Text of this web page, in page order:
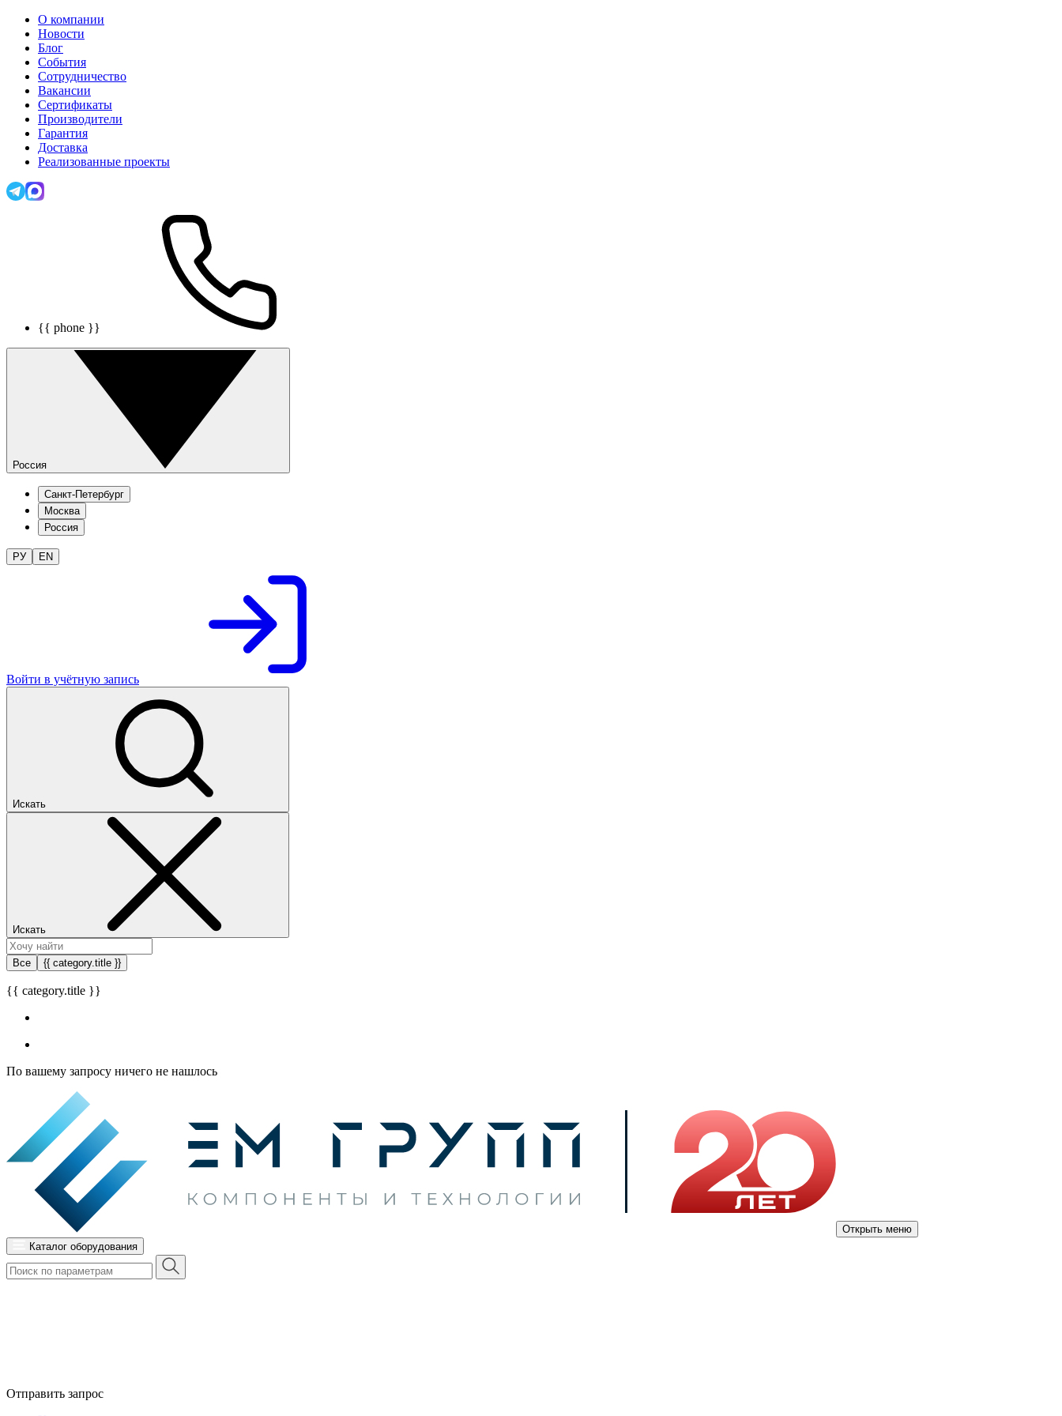
О компании
Новости
Блог
События
Сотрудничество
Вакансии
Сертификаты
Производители
Гарантия
Доставка
Реализованные проекты
{{ phone }}
Россия
Санкт-Петербург
Москва
Россия
РУ EN
Войти в учётную запись
Искать
Искать
Все {{ category.title }}
{{ category.title }}
По вашему запросу ничего не нашлось
Открыть меню
Каталог оборудования
Отправить запрос